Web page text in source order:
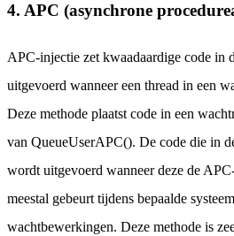
4. APC (asynchrone
APC-injectie zet kwaadaardige code in
uitgevoerd wanneer een thread in een
Deze methode plaatst code in een
van QueueUserAPC(). De code die in
wordt uitgevoerd wanneer deze de
meestal gebeurt tijdens bepaalde
wachtbewerkingen. Deze methode is